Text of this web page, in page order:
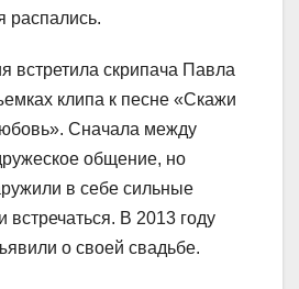
распались.
встретила скрипача Павла
клипа к песне «Скажи
Сначала между
общение, но
в себе сильные
встречаться. В 2013 году
о своей свадьбе.